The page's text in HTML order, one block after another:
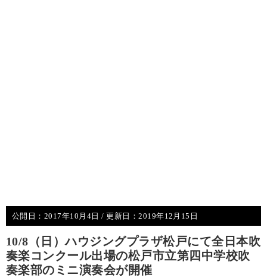
公開日： 2017年10月4日 / 更新日：2019年12月15日
10/8（日）ハウジングプラザ松戸にて全日本吹
奏楽コンクール出場の松戸市立第四中学校吹
奏楽部のミニ演奏会が開催